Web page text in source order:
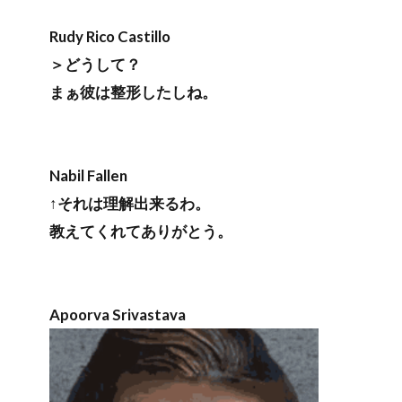
Rudy Rico Castillo
＞どうして？
まぁ彼は整形したしね。
Nabil Fallen
↑それは理解出来るわ。
教えてくれてありがとう。
Apoorva Srivastava